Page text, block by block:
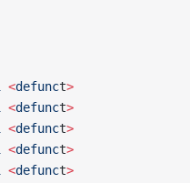
<defunct>
<defunct>
<defunct>
<defunct>
<defunct>